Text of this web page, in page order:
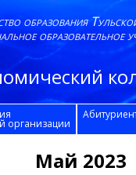
образования
образовательное
организации
Май 2023